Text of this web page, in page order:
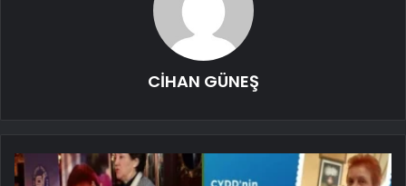
CİHAN GÜNEŞ